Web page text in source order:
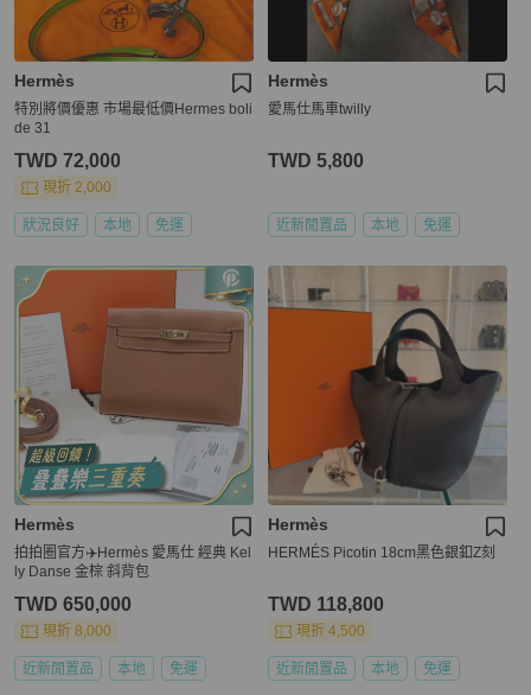
Hermès
特別將價優惠 市場最低價Hermes boli
de 31
TWD 72,000
現折 2,000
狀況良好 本地 免運
Hermès
愛馬仕馬車twilly
TWD 5,800
近新閒置品 本地 免運
Hermès
拍拍圈官方✈️Hermès 愛馬仕 經典 Kel
ly Danse 金棕 斜背包
TWD 650,000
現折 8,000
近新閒置品 本地 免運
Hermès
HERMÉS Picotin 18cm黑色銀釦Z刻
TWD 118,800
現折 4,500
近新閒置品 本地 免運